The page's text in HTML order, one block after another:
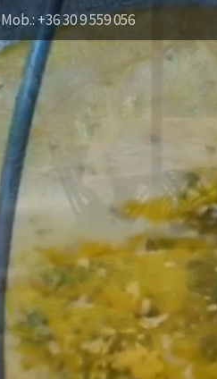
+36 30 9 559 056